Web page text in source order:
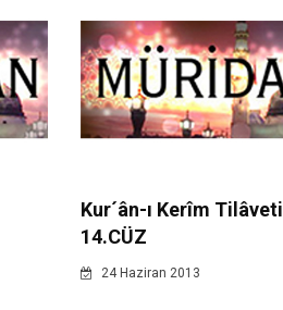
Kur´ân-ı Kerîm Tilâveti
14.CÜZ
24 Haziran 2013